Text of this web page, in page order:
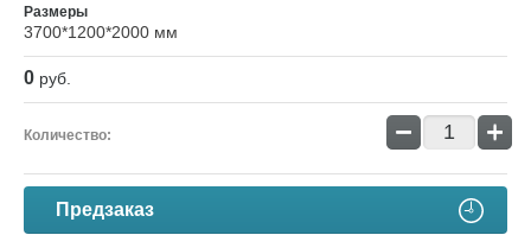
Размеры
3700*1200*2000 мм
0 руб.
Количество: − +
Предзаказ